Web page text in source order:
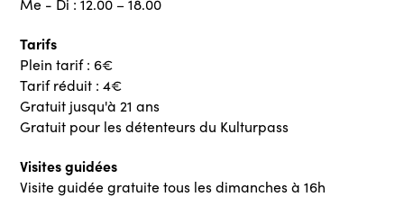
Me - Di : 12.00 – 18.00
Tarifs
Plein tarif : 6€
Tarif réduit : 4€
Gratuit jusqu'à 21 ans
Gratuit pour les détenteurs du Kulturpass
Visites guidées
Visite guidée gratuite tous les dimanches à 16h